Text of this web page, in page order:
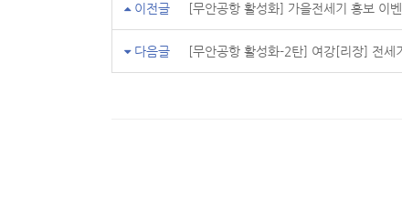
이전글 [무안공항 활성화] 가을전세기 홍보 이
다음글 [무안공항 활성화-2탄] 여강[리장] 전세